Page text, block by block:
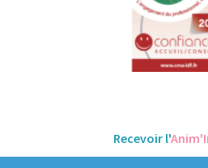
Recevoir l'